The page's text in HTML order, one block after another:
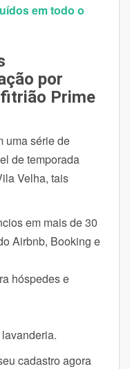
em todo o
por
Prime
uma série de
de temporada
Velha, tais
em mais de 30
Airbnb, Booking e
hóspedes e
cadastro agora